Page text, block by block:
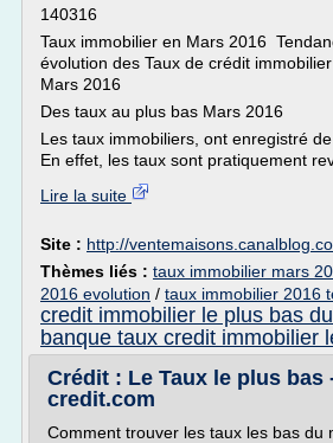
140316
Taux immobilier en Mars 2016
évolution des Taux de crédit
Mars 2016
Des taux au plus bas Mars 2016
Les taux immobiliers, ont enregistré
En effet, les taux sont pratiquement
Lire la suite
Site : http://
Thèmes liés : taux immobilier mars
2016 evolution / taux immobilier 2016
credit immobilier le plus bas
banque taux credit immobilier
Crédit : Le Taux le plus bas
credit.com
Comment trouver les taux les bas du